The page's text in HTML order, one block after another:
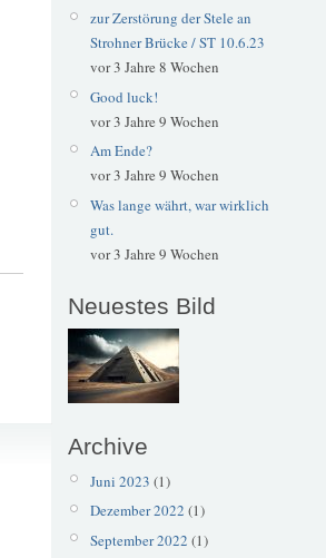
zur Zerstörung der Stele an
Strohner Brücke / ST 10.6.23
vor 3 Jahre 8 Wochen
Good luck!
vor 3 Jahre 9 Wochen
Am Ende?
vor 3 Jahre 9 Wochen
Was lange währt, war wirklich
gut.
vor 3 Jahre 9 Wochen
Neuestes Bild
Archive
Juni 2023 (1)
Dezember 2022 (1)
September 2022 (1)